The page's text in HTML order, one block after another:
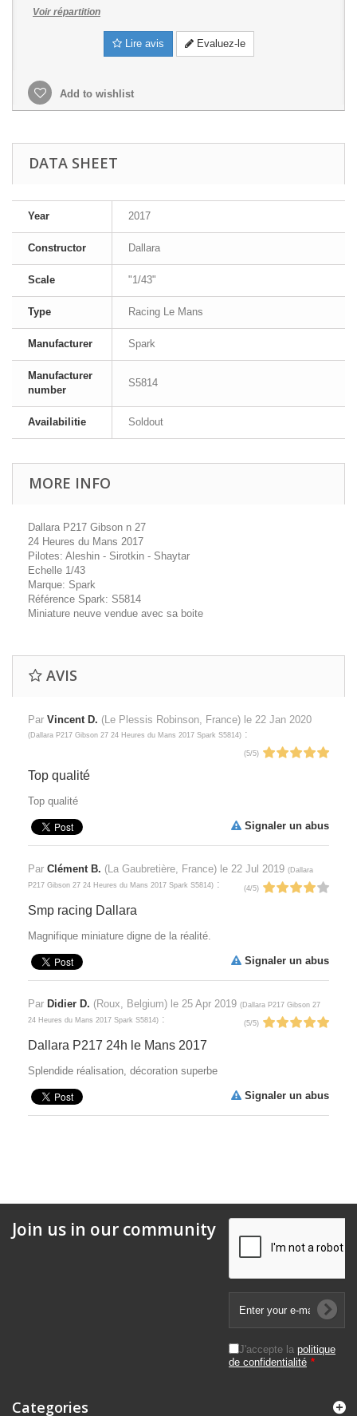
Voir répartition
Lire avis Evaluez-le
Add to wishlist
DATA SHEET
Year 2017
Constructor Dallara
Scale "1/43"
Type Racing Le Mans
Manufacturer Spark
Manufacturer
number
S5814
Availabilitie Soldout
MORE INFO
Dallara P217 Gibson n 27
24 Heures du Mans 2017
Pilotes: Aleshin - Sirotkin - Shaytar
Echelle 1/43
Marque: Spark
Référence Spark: S5814
Miniature neuve vendue avec sa boite
AVIS
Par Vincent D. (Le Plessis Robinson, France) le 22 Jan 2020
(Dallara P217 Gibson 27 24 Heures du Mans 2017 Spark S5814) :
(5/5)
Top qualité
Top qualité
Signaler un abus
Par Clément B. (La Gaubretière, France) le 22 Jul 2019 (Dallara
P217 Gibson 27 24 Heures du Mans 2017 Spark S5814) : (4/5)
Smp racing Dallara
Magnifique miniature digne de la réalité.
Signaler un abus
Par Didier D. (Roux, Belgium) le 25 Apr 2019 (Dallara P217 Gibson 27
24 Heures du Mans 2017 Spark S5814) : (5/5)
Dallara P217 24h le Mans 2017
Splendide réalisation, décoration superbe
Signaler un abus
Join us in our community
J'accepte la politique
de confidentialité *
Categories